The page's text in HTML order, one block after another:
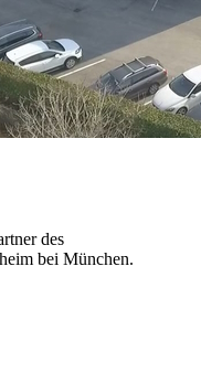
des
bei München.